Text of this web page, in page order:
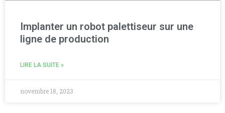
Implanter un robot palettiseur sur une
ligne de production
LIRE LA SUITE »
novembre 18, 2023